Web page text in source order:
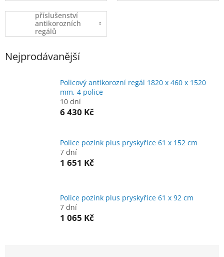
příslušenství
antikorozních
regálů
Nejprodávanější
Policový antikorozní regál 1820 x 460 x 1520
mm, 4 police
10 dní
6 430 Kč
Police pozink plus pryskyřice 61 x 152 cm
7 dní
1 651 Kč
Police pozink plus pryskyřice 61 x 92 cm
7 dní
1 065 Kč